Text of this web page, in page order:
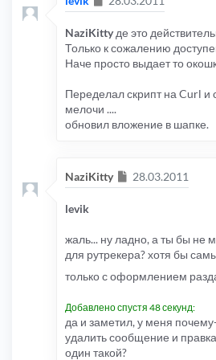
NaziKittyде это
Только к сожалению
Наче просто выдает то
Переделал скрипт на Curl и
мелочи ....
обновил вложение в шапке.
NaziKitty Сообщение
28.03.2011
levik
жаль... ну ладно, а ты бы не
для рутрекера? хотя бы
только с оформлением
Добавлено спустя 48 секунд:
да и заметил, у меня
удалить сообщение и
один такой?